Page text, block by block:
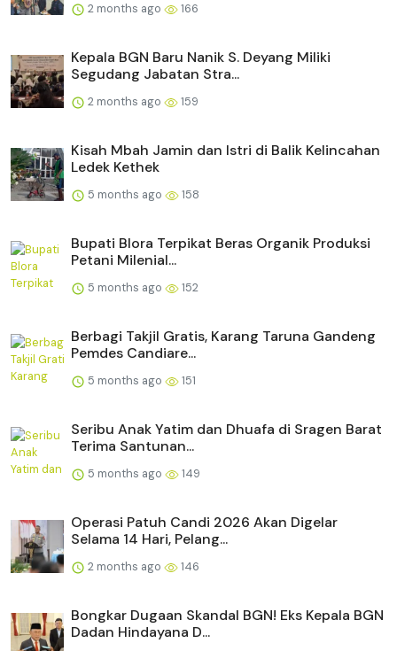
2 months ago 166
Kepala BGN Baru Nanik S. Deyang Miliki
Segudang Jabatan Stra...
2 months ago 159
Kisah Mbah Jamin dan Istri di Balik Kelincahan
Ledek Kethek
5 months ago 158
Bupati Blora Terpikat Beras Organik Produksi
Petani Milenial...
5 months ago 152
Berbagi Takjil Gratis, Karang Taruna Gandeng
Pemdes Candiare...
5 months ago 151
Seribu Anak Yatim dan Dhuafa di Sragen Barat
Terima Santunan...
5 months ago 149
Operasi Patuh Candi 2026 Akan Digelar
Selama 14 Hari, Pelang...
2 months ago 146
Bongkar Dugaan Skandal BGN! Eks Kepala BGN
Dadan Hindayana D...